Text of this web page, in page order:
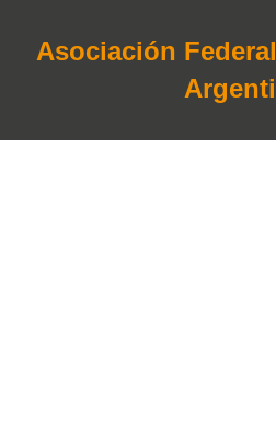
Asociación